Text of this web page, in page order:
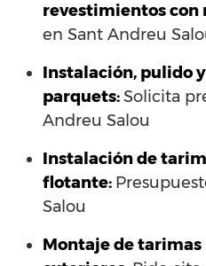
revestimientos con
en Sant Andreu
Instalación, pulido
parquets:Solicita
Andreu Salou
Instalación de
flotante:
Salou
Montaje de